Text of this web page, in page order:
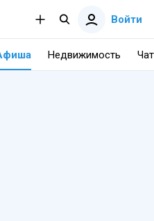
Войти
Недвижимость Чат